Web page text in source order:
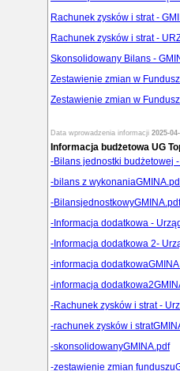
Rachunek zysków i strat -
Rachunek zysków i strat -
Skonsolidowany Bilans -
Zestawienie zmian w
Zestawienie zmian w
Data wprowadzenia informacji 2025-
Informacja budżetowa UG
-Bilans jednostki budżetowej
-bilans z
-BilansjednostkowyGMINA.pdf
-Informacja dodatkowa -
-Informacja dodatkowa 2-
-informacja
-informacja
-Rachunek zysków i strat -
-rachunek zysków i
-skonsolidowanyGMINA.pdf
-zestawienie zmian